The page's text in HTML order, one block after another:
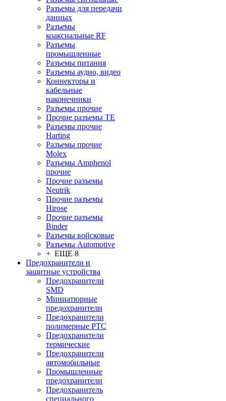
Разъeмы для передачи
данных
Разъeмы
коаксиальные RF
Разъeмы
промышленные
Разъeмы питания
Разъeмы аудио, видео
Коннекторы и
кабельные
наконечники
Разъeмы прочие
Прочие разъемы TE
Разъемы прочие
Harting
Разъемы прочие
Molex
Разъемы Amphenol
прочие
Прочие разъемы
Neutrik
Прочие разъемы
Hirose
Прочие разъемы
Binder
Разъемы войсковые
Разъeмы Automotive
+ ЕЩЕ 8
Предохранители и
защитные устройства
Предохранители
SMD
Миниатюрные
предохранители
Предохранители
полимерные PTC
Предохранители
термические
Предохранители
автомобильные
Промышленные
предохранители
Предохранитель
специального